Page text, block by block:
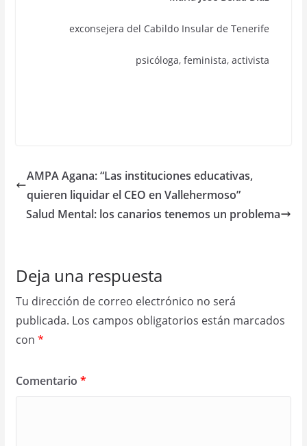
exconsejera del Cabildo Insular de Tenerife
psicóloga, feminista, activista
AMPA Agana: “Las instituciones educativas,
quieren liquidar el CEO en Vallehermoso”
Salud Mental: los canarios tenemos un problema
Deja una respuesta
Tu dirección de correo electrónico no será
publicada. Los campos obligatorios están marcados
con *
Comentario *